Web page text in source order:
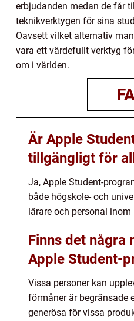
erbjudanden medan de får
teknikverktygen för sina
Oavsett vilket alternativ
vara ett värdefullt verktyg
om i världen.
Är Apple
tillgängligt för
Ja, Apple Student-
både högskole- och
lärare och personal
Finns det några
Apple Student-
Vissa personer kan
förmåner är begränsade
generösa för vissa